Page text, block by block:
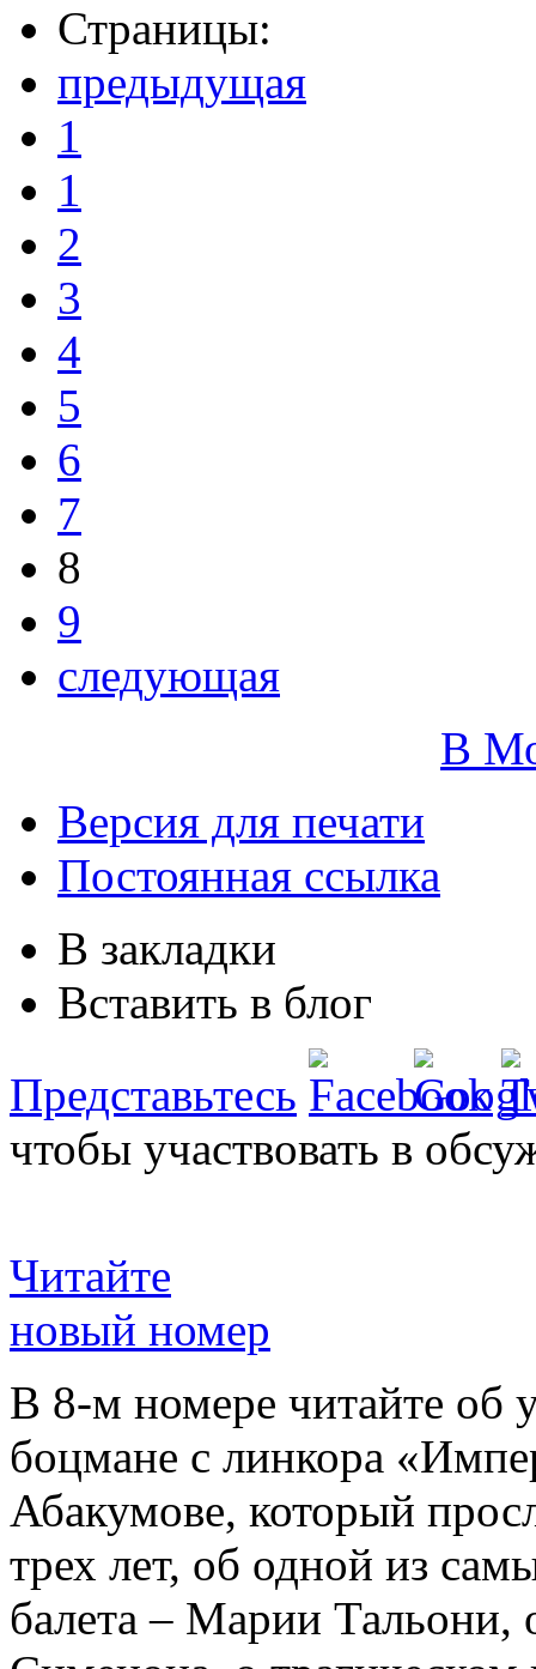
Страницы:
предыдущая
1
1
2
3
4
5
6
7
8
9
следующая
В
Версия для печати
Постоянная ссылка
В закладки
Вставить в блог
Представьтесь
чтобы участвовать в
Читайте
новый номер
В 8-м номере читайте об
боцмане с линкора
Абакумове, который
трех лет, об одной из
балета – Марии